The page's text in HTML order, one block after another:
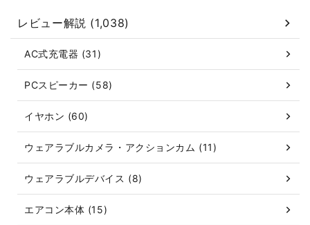
レビュー解説 (1,038)
AC式充電器 (31)
PCスピーカー (58)
イヤホン (60)
ウェアラブルカメラ・アクションカム (11)
ウェアラブルデバイス (8)
エアコン本体 (15)